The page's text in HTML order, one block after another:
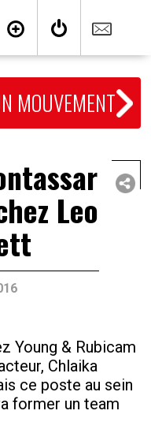
MOUVEMENT
Leo
Young & Rubicam
Chlaika
ce poste au sein
former un team